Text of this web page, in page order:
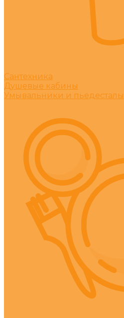
Сантехника
Душевые кабины
Умывальники и пьедесталы